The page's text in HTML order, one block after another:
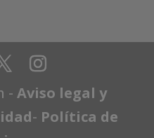
-Aviso legal y
- Política de